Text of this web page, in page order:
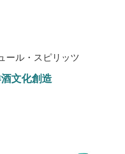
ール・スピリッツ
文化創造